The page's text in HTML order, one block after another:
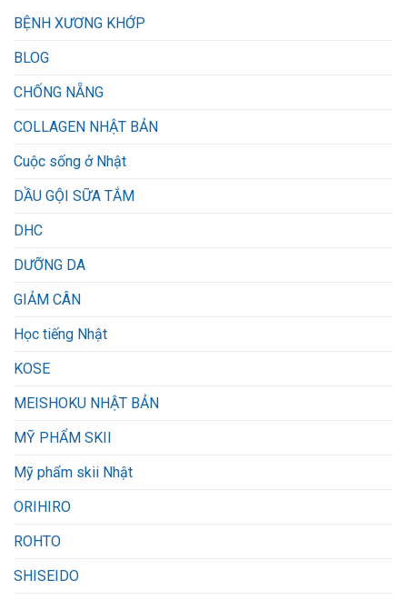
BỆNH XƯƠNG KHỚP
BLOG
CHỐNG NẴNG
COLLAGEN NHẬT BẢN
Cuộc sống ở Nhật
DẦU GỘI SỮA TẮM
DHC
DƯỠNG DA
GIẢM CÂN
Học tiếng Nhật
KOSE
MEISHOKU NHẬT BẢN
MỸ PHẨM SKII
Mỹ phẩm skii Nhật
ORIHIRO
ROHTO
SHISEIDO